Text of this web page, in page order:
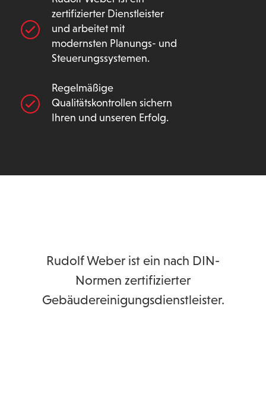
zertifizierter Dienstleister
und arbeitet mit
modernsten Planungs- und
Steuerungssystemen.
Regelmäßige
Qualitätskontrollen sichern
Ihren und unseren Erfolg.
Rudolf Weber ist ein nach DIN-
Normen zertifizierter
Gebäudereinigungsdienstleister.